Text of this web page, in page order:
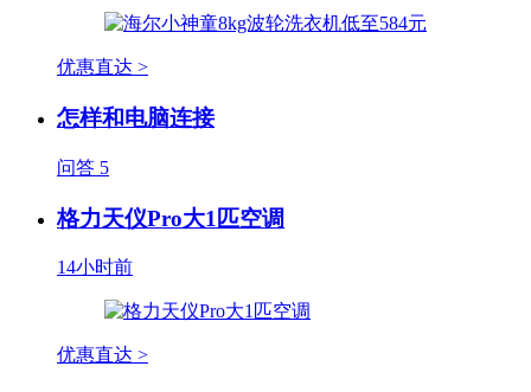
优惠直达 >
怎样和电脑连接
问答 5
格力天仪Pro大1匹空调
14小时前
优惠直达 >